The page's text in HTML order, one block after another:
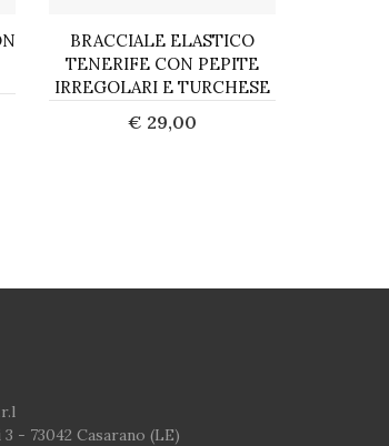
BRACCIALE ELASTICO
TENERIFE CON PEPITE
IRREGOLARI E TURCHESE
€ 29,00
- 73042 Casarano (LE)